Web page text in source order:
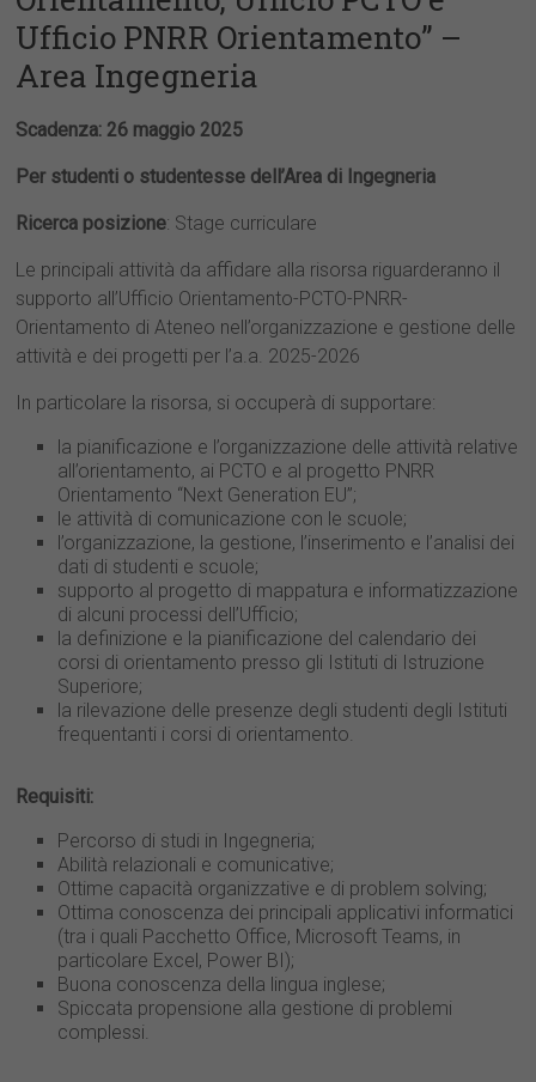
Ufficio PNRR Orientamento” –
Area Ingegneria
Scadenza: 26 maggio 2025
Per studenti o studentesse dell’Area di Ingegneria
Ricerca posizione: Stage curriculare
Le principali attività da affidare alla risorsa riguarderanno il
supporto all’Ufficio Orientamento-PCTO-PNRR-
Orientamento di Ateneo nell’organizzazione e gestione delle
attività e dei progetti per l’a.a. 2025-2026
In particolare la risorsa, si occuperà di supportare:
la pianificazione e l’organizzazione delle attività relative
all’orientamento, ai PCTO e al progetto PNRR
Orientamento “Next Generation EU”;
le attività di comunicazione con le scuole;
l’organizzazione, la gestione, l’inserimento e l’analisi dei
dati di studenti e scuole;
supporto al progetto di mappatura e informatizzazione
di alcuni processi dell’Ufficio;
la definizione e la pianificazione del calendario dei
corsi di orientamento presso gli Istituti di Istruzione
Superiore;
la rilevazione delle presenze degli studenti degli Istituti
frequentanti i corsi di orientamento.
Requisiti:
Percorso di studi in Ingegneria;
Abilità relazionali e comunicative;
Ottime capacità organizzative e di problem solving;
Ottima conoscenza dei principali applicativi informatici
(tra i quali Pacchetto Office, Microsoft Teams, in
particolare Excel, Power BI);
Buona conoscenza della lingua inglese;
Spiccata propensione alla gestione di problemi
complessi.